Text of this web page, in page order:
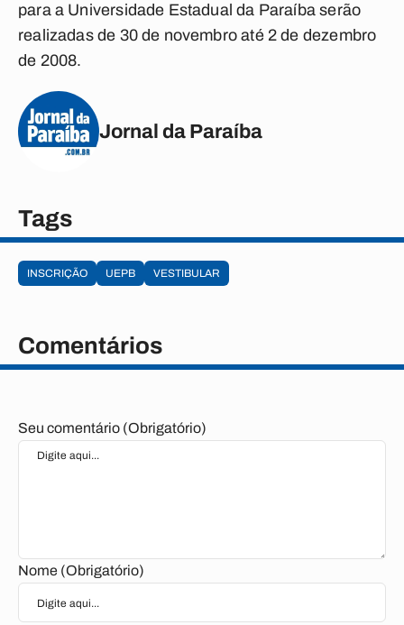
para a Universidade Estadual da Paraíba serão
realizadas de 30 de novembro até 2 de dezembro
de 2008.
Jornal da Paraíba
Tags
INSCRIÇÃO UEPB VESTIBULAR
Comentários
Seu comentário (Obrigatório)
Nome (Obrigatório)